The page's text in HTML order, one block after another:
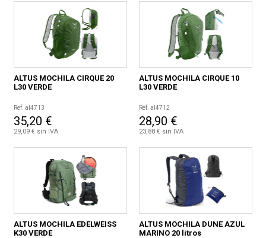
ALTUS MOCHILA CIRQUE 20
L30 VERDE
Ref. al4713
35,20 €
29,09 € sin IVA
ALTUS MOCHILA CIRQUE 10
L30 VERDE
Ref. al4712
28,90 €
23,88 € sin IVA
ALTUS MOCHILA EDELWEISS
K30 VERDE
ALTUS MOCHILA DUNE AZUL
MARINO 20 litros